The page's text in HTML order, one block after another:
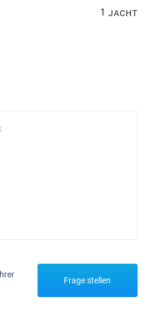
1 JACHT
Frage stellen